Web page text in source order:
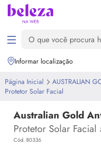
Informar localização
Página Inicial AUSTRALIAN
Protetor Solar Facial
Australian Gold
Protetor Solar Facial
Cód. 80336